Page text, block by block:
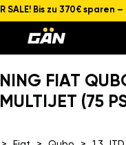
SALE! Bis zu 370€ sparen
FIAT
(75